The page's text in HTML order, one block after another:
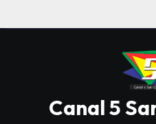
Canal 5